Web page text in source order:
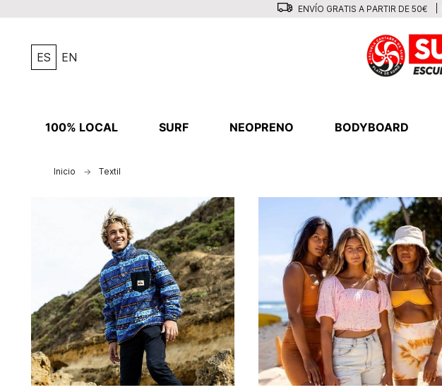
ENVÍO GRATIS A PARTIR DE 50€
ES EN
100% LOCAL SURF NEOPRENO BODYBOARD
Inicio Textil